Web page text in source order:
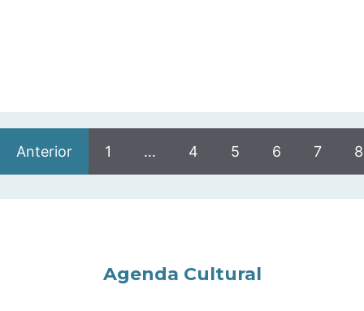
Anterior 1 … 4 5 6 7 8
Agenda Cultural